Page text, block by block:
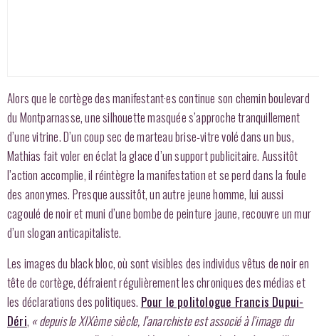
Alors que le cortège des manifestant·es continue son chemin boulevard
du Montparnasse, une silhouette masquée s’approche tranquillement
d’une vitrine. D’un coup sec de marteau brise-vitre volé dans un bus,
Mathias fait voler en éclat la glace d’un support publicitaire. Aussitôt
l’action accomplie, il réintègre la manifestation et se perd dans la foule
des anonymes. Presque aussitôt, un autre jeune homme, lui aussi
cagoulé de noir et muni d’une bombe de peinture jaune, recouvre un mur
d’un slogan anticapitaliste.
Les images du black bloc, où sont visibles des individus vêtus de noir en
tête de cortège, défraient régulièrement les chroniques des médias et
les déclarations des politiques. Pour le politologue Francis Dupui-
Déri, « depuis le XIXème siècle, l’anarchiste est associé à l’image du